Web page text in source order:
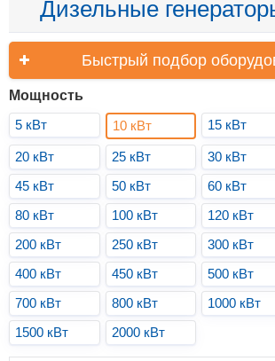
Дизельные
Быстрый подбор
Мощность
5 кВт
10 кВт 15 кВт
20 кВт 25 кВт 30 кВт
45 кВт
50 кВт 60 кВт
80 кВт
100 кВт 120 кВт
200 кВт
250 кВт 300 кВт
400 кВт
450 кВт 500 кВт
700 кВт
800 кВт 1000 кВт
1500 кВт
2000 кВт